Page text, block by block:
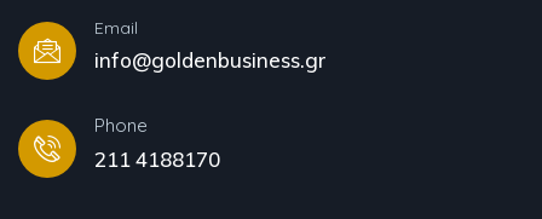
Email
info@goldenbusiness.gr
Phone
211 4188170